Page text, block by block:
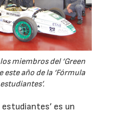
miembros del ‘Green
este año de la ‘Fórmula
estudiantes’ es un